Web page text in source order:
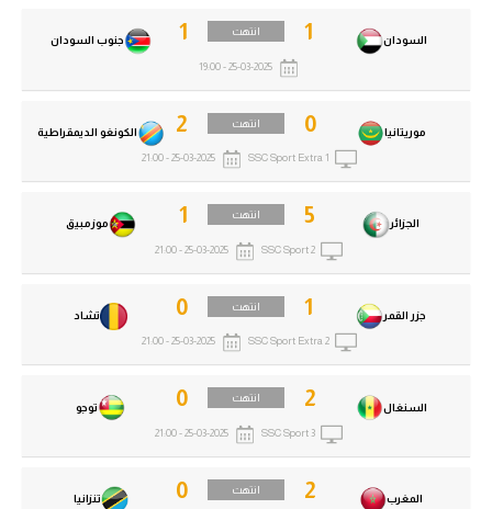
المغرب 2 انتهت
تنزانيا 0
السنغال 2 انتهت
توجو 0
SSC Sport 3
25-03-2025 - 21:00
جزر القمر 1 انتهت
تشاد 0
SSC Sport Extra 2
25-03-2025 - 21:00
الجزائر 5 انتهت
موزمبيق 1
SSC Sport 2
25-03-2025 - 21:00
موريتانيا 0 انتهت
الكونغو الديمقراطية 2
SSC Sport Extra 1
25-03-2025 - 21:00
السودان 1 انتهت
جنوب السودان 1
25-03-2025 - 19:00